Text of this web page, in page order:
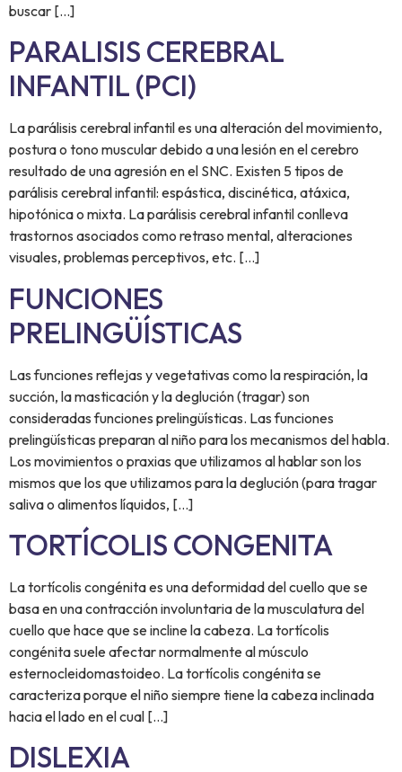
buscar […]
PARALISIS CEREBRAL
INFANTIL (PCI)
La parálisis cerebral infantil es una alteración del movimiento,
postura o tono muscular debido a una lesión en el cerebro
resultado de una agresión en el SNC. Existen 5 tipos de
parálisis cerebral infantil: espástica, discinética, atáxica,
hipotónica o mixta. La parálisis cerebral infantil conlleva
trastornos asociados como retraso mental, alteraciones
visuales, problemas perceptivos, etc. […]
FUNCIONES
PRELINGÜÍSTICAS
Las funciones reflejas y vegetativas como la respiración, la
succión, la masticación y la deglución (tragar) son
consideradas funciones prelingüísticas. Las funciones
prelingüísticas preparan al niño para los mecanismos del habla.
Los movimientos o praxias que utilizamos al hablar son los
mismos que los que utilizamos para la deglución (para tragar
saliva o alimentos líquidos, […]
TORTÍCOLIS CONGENITA
La tortícolis congénita es una deformidad del cuello que se
basa en una contracción involuntaria de la musculatura del
cuello que hace que se incline la cabeza. La tortícolis
congénita suele afectar normalmente al músculo
esternocleidomastoideo. La tortícolis congénita se
caracteriza porque el niño siempre tiene la cabeza inclinada
hacia el lado en el cual […]
DISLEXIA